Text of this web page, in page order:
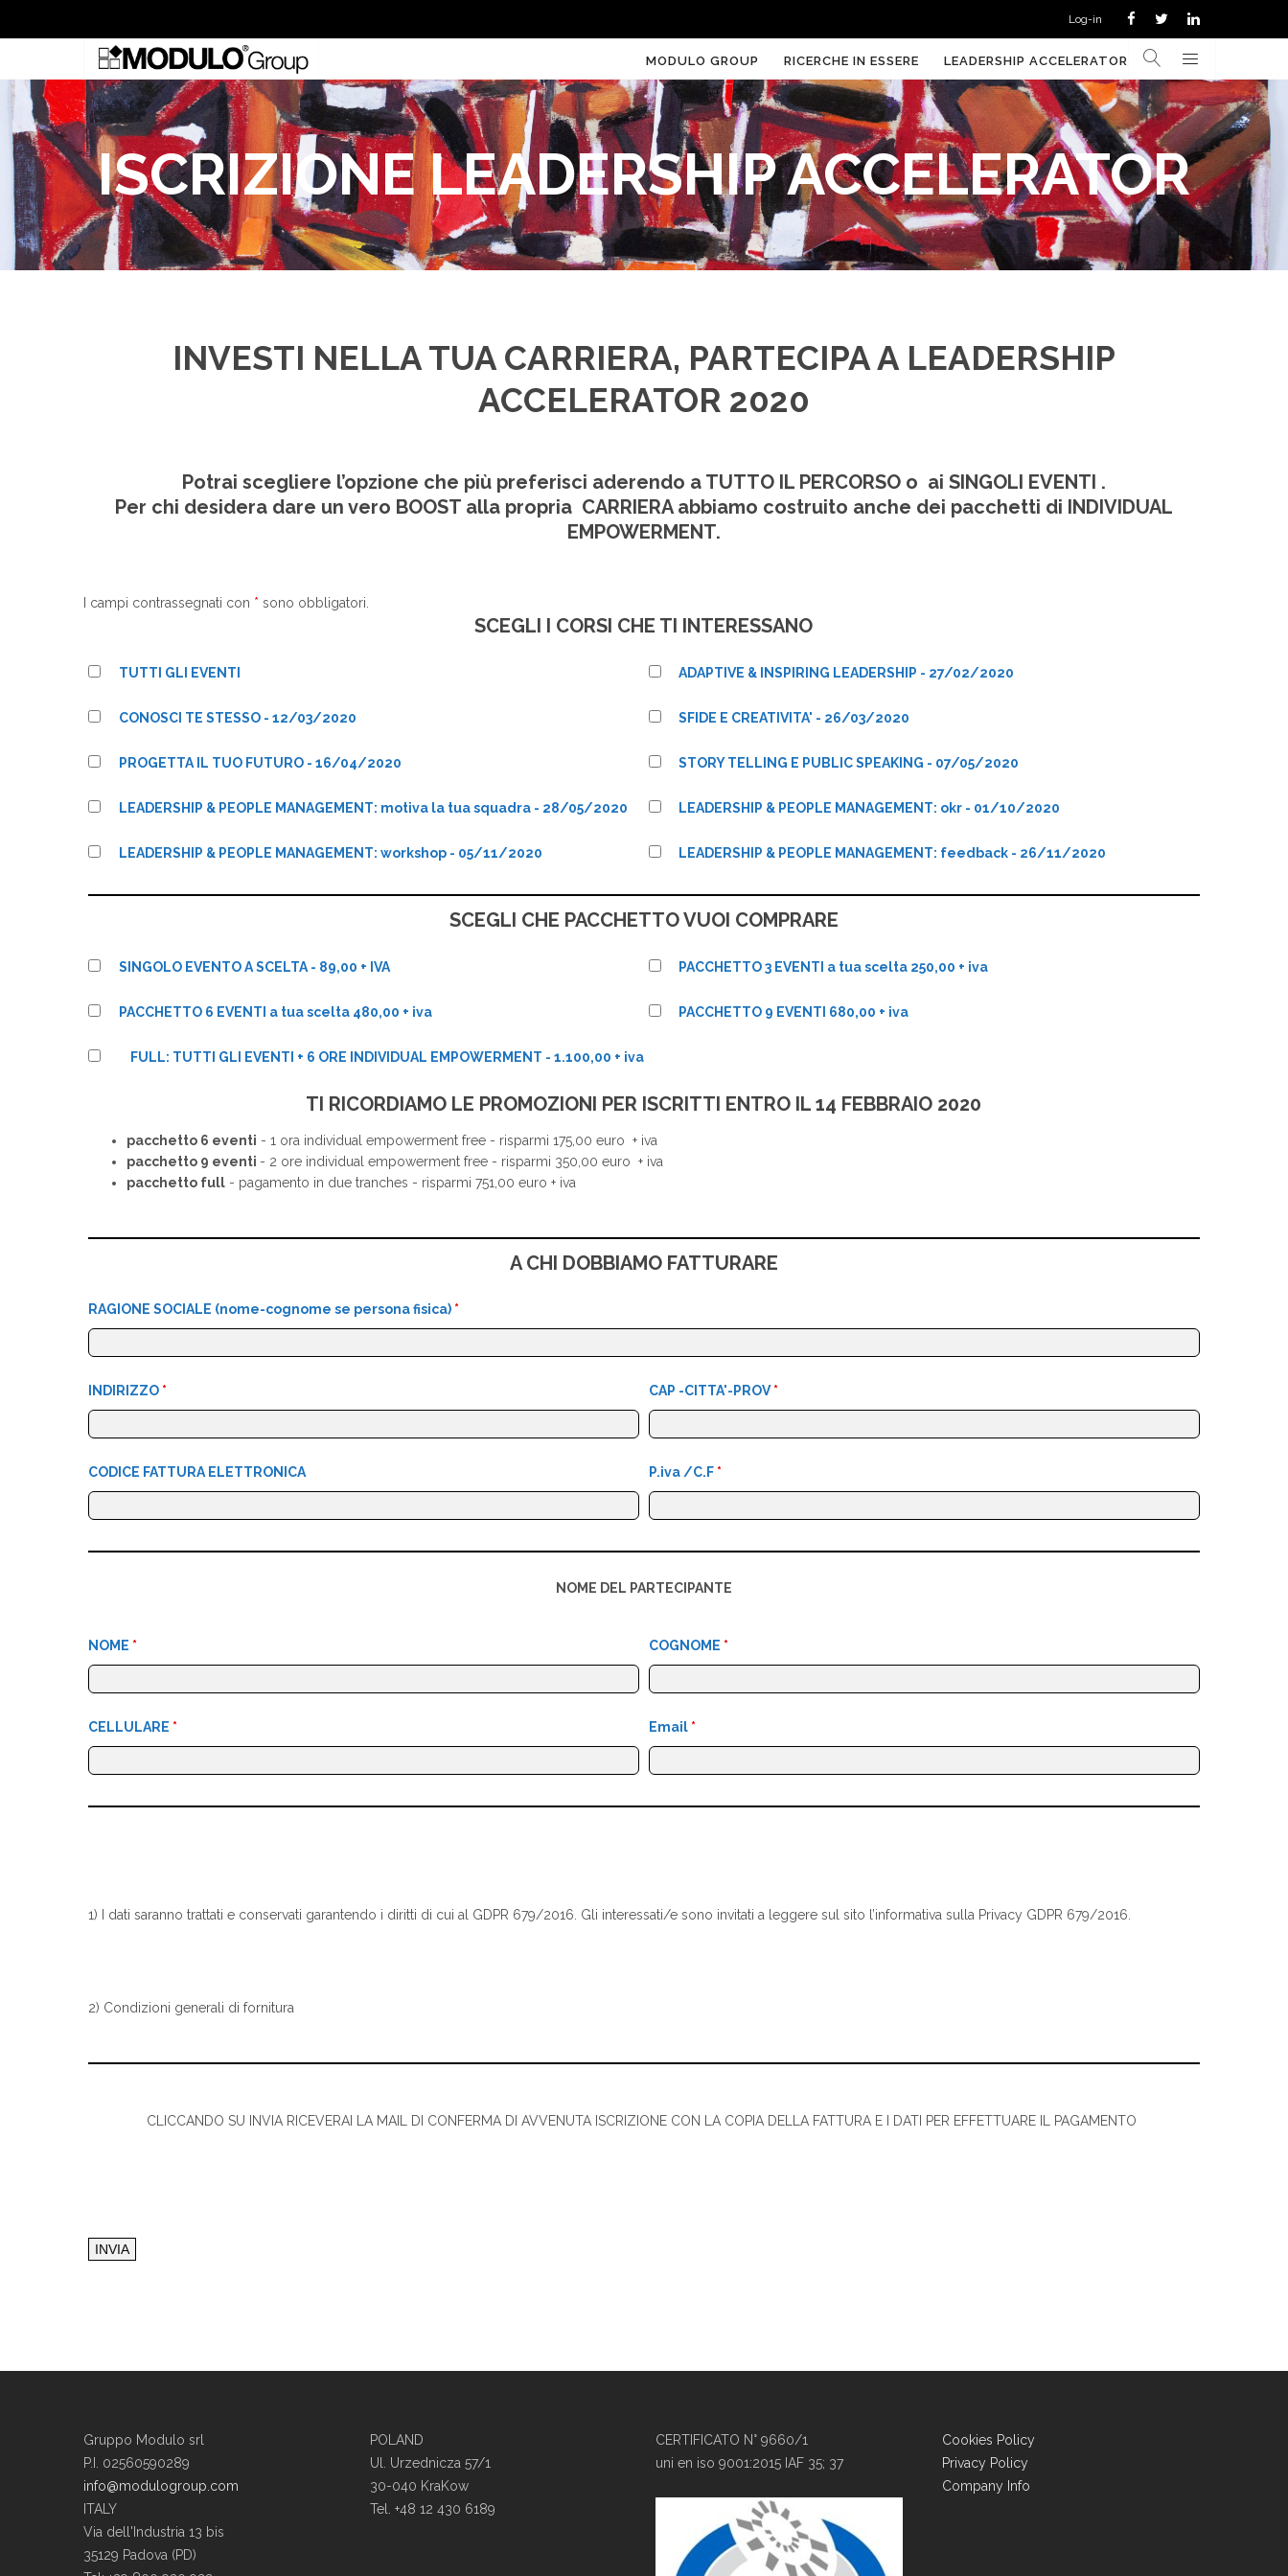
Log-in
MODULO GROUP RICERCHE IN ESSERE LEADERSHIP ACCELERATOR
ISCRIZIONE LEADERSHIP ACCELERATOR
2020 UDINE
INVESTI NELLA TUA CARRIERA, PARTECIPA A LEADERSHIP
ACCELERATOR 2020
Potrai scegliere l’opzione che più preferisci aderendo a TUTTO IL PERCORSO o ai SINGOLI EVENTI .
Per chi desidera dare un vero BOOST alla propria CARRIERA abbiamo costruito anche dei pacchetti di INDIVIDUAL
EMPOWERMENT.
I campi contrassegnati con * sono obbligatori.
SCEGLI I CORSI CHE TI INTERESSANO
TUTTI GLI EVENTI ADAPTIVE & INSPIRING LEADERSHIP - 27/02/2020
CONOSCI TE STESSO - 12/03/2020 SFIDE E CREATIVITA' - 26/03/2020
PROGETTA IL TUO FUTURO - 16/04/2020 STORY TELLING E PUBLIC SPEAKING - 07/05/2020
LEADERSHIP & PEOPLE MANAGEMENT: motiva la tua squadra - 28/05/2020 LEADERSHIP & PEOPLE MANAGEMENT: okr - 01/10/2020
LEADERSHIP & PEOPLE MANAGEMENT: workshop - 05/11/2020 LEADERSHIP & PEOPLE MANAGEMENT: feedback - 26/11/2020
SCEGLI CHE PACCHETTO VUOI COMPRARE
SINGOLO EVENTO A SCELTA - 89,00 + IVA PACCHETTO 3 EVENTI a tua scelta 250,00 + iva
PACCHETTO 6 EVENTI a tua scelta 480,00 + iva PACCHETTO 9 EVENTI 680,00 + iva
FULL: TUTTI GLI EVENTI + 6 ORE INDIVIDUAL EMPOWERMENT - 1.100,00 + iva
TI RICORDIAMO LE PROMOZIONI PER ISCRITTI ENTRO IL 14 FEBBRAIO 2020
pacchetto 6 eventi - 1 ora individual empowerment free - risparmi 175,00 euro + iva
pacchetto 9 eventi - 2 ore individual empowerment free - risparmi 350,00 euro + iva
pacchetto full - pagamento in due tranches - risparmi 751,00 euro + iva
A CHI DOBBIAMO FATTURARE
RAGIONE SOCIALE (nome-cognome se persona fisica) *
INDIRIZZO * CAP -CITTA'-PROV*
CODICE FATTURA ELETTRONICA P.iva /C.F *
NOME DEL PARTECIPANTE
NOME * COGNOME *
CELLULARE * Email *
1) I dati saranno trattati e conservati garantendo i diritti di cui al GDPR 679/2016. Gli interessati/e sono invitati a leggere sul sito l’informativa sulla Privacy GDPR 679/2016.
2) Condizioni generali di fornitura
CLICCANDO SU INVIA RICEVERAI LA MAIL DI CONFERMA DI AVVENUTA ISCRIZIONE CON LA COPIA DELLA FATTURA E I DATI PER EFFETTUARE IL PAGAMENTO
Gruppo Modulo srl
P.I. 02560590289
info@modulogroup.com
ITALY
Via dell'Industria 13 bis
35129 Padova (PD)
POLAND
Ul. Urzednicza 57/1
30-040 KraKow
Tel. +48 12 430 6189
CERTIFICATO N° 9660/1
uni en iso 9001:2015 IAF 35; 37
Cookies Policy
Privacy Policy
Company Info